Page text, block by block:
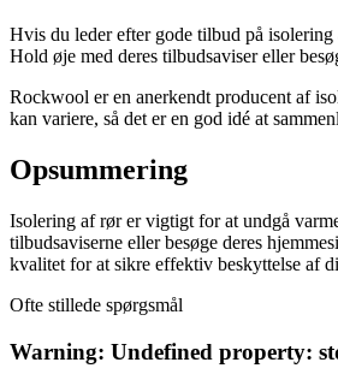
Hvis du leder efter gode tilbud på
Hold øje med deres tilbudsaviser eller
Rockwool er en anerkendt producent af
kan variere, så det er en god idé at
Opsummering
Isolering af rør er vigtigt for at undgå
tilbudsaviserne eller besøge deres
kvalitet for at sikre effektiv beskyttelse af
Ofte stillede spørgsmål
Warning: Undefined property: